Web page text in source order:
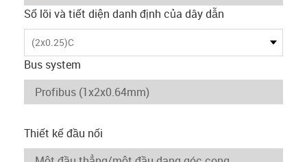
Số lõi và tiết diện danh định của dây dẫn
(2x0.25)C
Bus system
Thiết kế đầu nối